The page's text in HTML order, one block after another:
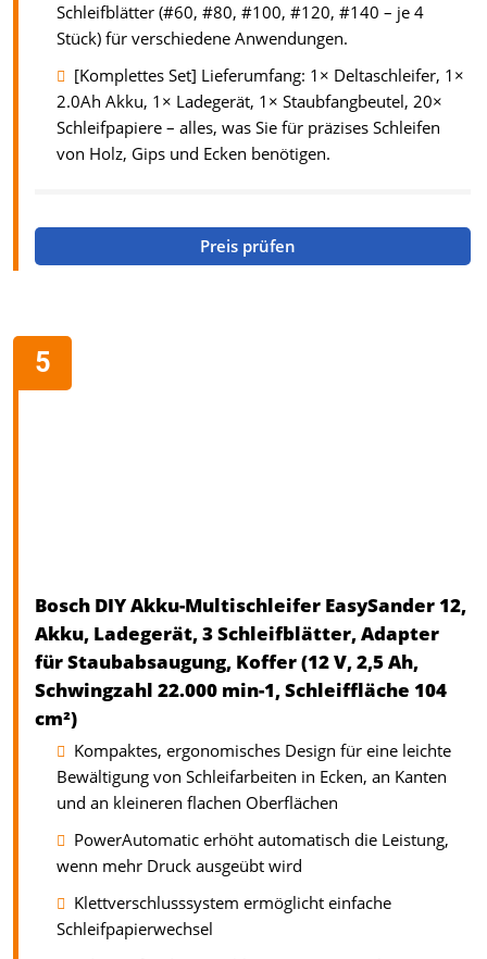
Schleifblätter (#60, #80, #100, #120, #140 – je 4
Stück) für verschiedene Anwendungen.
[Komplettes Set] Lieferumfang: 1× Deltaschleifer, 1×
2.0Ah Akku, 1× Ladegerät, 1× Staubfangbeutel, 20×
Schleifpapiere – alles, was Sie für präzises Schleifen
von Holz, Gips und Ecken benötigen.
Preis prüfen
Bosch DIY Akku-Multischleifer EasySander 12,
Akku, Ladegerät, 3 Schleifblätter, Adapter
für Staubabsaugung, Koffer (12 V, 2,5 Ah,
Schwingzahl 22.000 min-1, Schleiffläche 104
cm²)
Kompaktes, ergonomisches Design für eine leichte
Bewältigung von Schleifarbeiten in Ecken, an Kanten
und an kleineren flachen Oberflächen
PowerAutomatic erhöht automatisch die Leistung,
wenn mehr Druck ausgeübt wird
Klettverschlusssystem ermöglicht einfache
Schleifpapierwechsel